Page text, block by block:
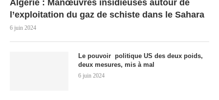
Algérie : Manœuvres insidieuses autour de
l’exploitation du gaz de schiste dans le Sahara
6 juin 2024
Le pouvoir politique US des deux poids,
deux mesures, mis à mal
6 juin 2024